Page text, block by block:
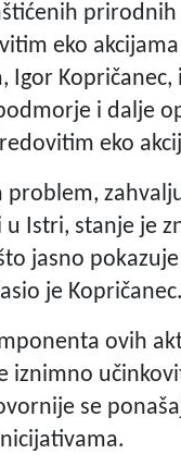
eko akcijama
Kopričanec,
i dalje
eko
Istri, stanje je
jasno
je Kopričanec.
ovih
iznimno
se